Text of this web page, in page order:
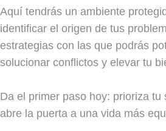
Aquí tendrás un ambiente
identificar el origen de tus
estrategias con las que podrás
solucionar conflictos y elevar tu
Da el primer paso hoy: prioriza tu
abre la puerta a una vida más